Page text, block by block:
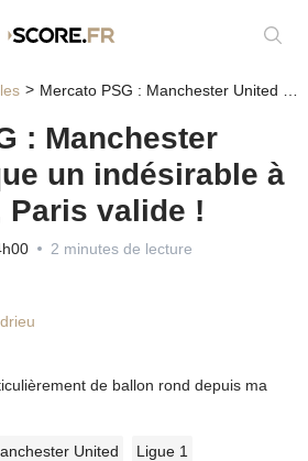
Mercato PSG : Manchester United attaque un indésirable à salaire XXL, Paris valide !
: Manchester
un indésirable à
Paris valide !
2 minutes de lecture
de ballon rond depuis ma
United Ligue 1